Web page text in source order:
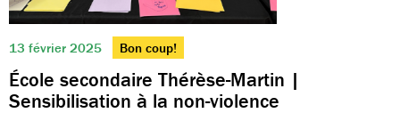
13 février 2025 Bon coup!
École secondaire Thérèse-Martin |
Sensibilisation à la non-violence